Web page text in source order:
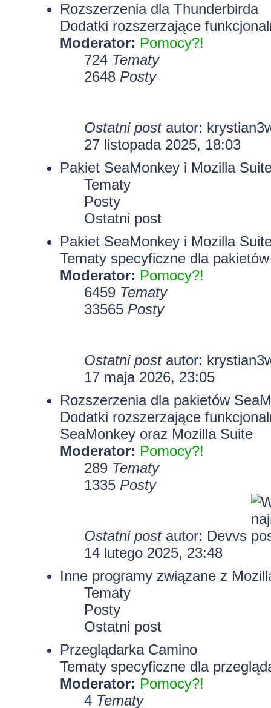
Rozszerzenia dla Thunderbirda
Dodatki rozszerzające
Moderator: Pomocy?!
724 Tematy
2648 Posty
Ostatni postautor:
27 listopada 2025, 18:03
Pakiet SeaMonkey i Mozilla
Tematy
Posty
Ostatni post
Pakiet SeaMonkey i Mozilla
Tematy specyficzne dla
Moderator: Pomocy?!
6459 Tematy
33565 Posty
Ostatni postautor:
17 maja 2026, 23:05
Rozszerzenia dla pakietów
Dodatki rozszerzające
SeaMonkey oraz Mozilla Suite
Moderator: Pomocy?!
289 Tematy
1335 Posty
Ostatni postautor: Devvs
14 lutego 2025, 23:48
Inne programy związane z
Tematy
Posty
Ostatni post
Przeglądarka Camino
Tematy specyficzne dla
Moderator: Pomocy?!
4 Tematy